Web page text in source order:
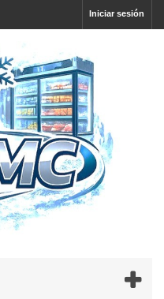
Iniciar sesión